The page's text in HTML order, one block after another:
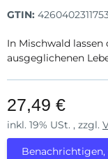
GTIN:
In Mischwald
ausgeglichenen
27,49 €
inkl. 19% USt. , zzgl.